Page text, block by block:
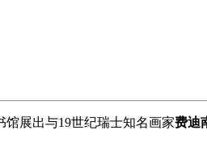
馆展出与19世纪瑞士知名画家费迪